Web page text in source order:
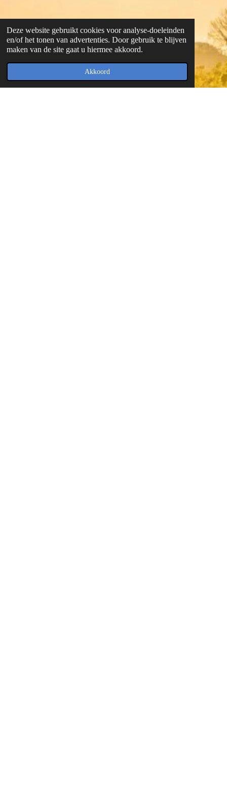
Deze website gebruikt cookies voor analyse-doeleinden
en/of het tonen van advertenties. Door gebruik te blijven
maken van de site gaat u hiermee akkoord.
Akkoord